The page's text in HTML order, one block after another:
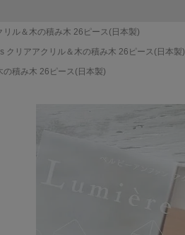
ル＆木の積み木 26ピース(日本製)
クリアアクリル＆木の積み木 26ピース(日本製)
積み木 26ピース(日本製)